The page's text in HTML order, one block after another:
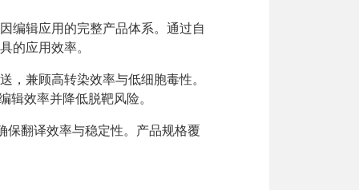
编辑应用的完整产品体系。通过自
的应用效率。
兼顾高转染效率与低细胞毒性。
效率并降低脱靶风险。
保翻译效率与稳定性。产品规格覆